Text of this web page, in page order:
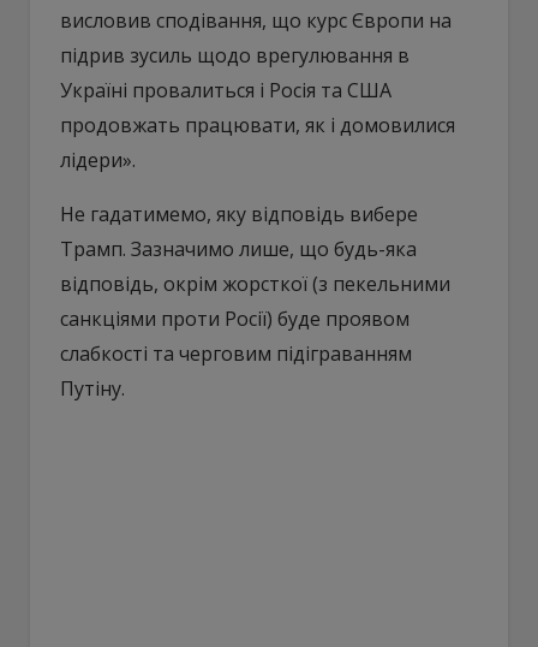
висловив сподівання, що курс Європи на
підрив зусиль щодо врегулювання в
Україні провалиться і Росія та США
продовжать працювати, як і домовилися
лідери».
Не гадатимемо, яку відповідь вибере
Трамп. Зазначимо лише, що будь-яка
відповідь, окрім жорсткої (з пекельними
санкціями проти Росії) буде проявом
слабкості та черговим підіграванням
Путіну.